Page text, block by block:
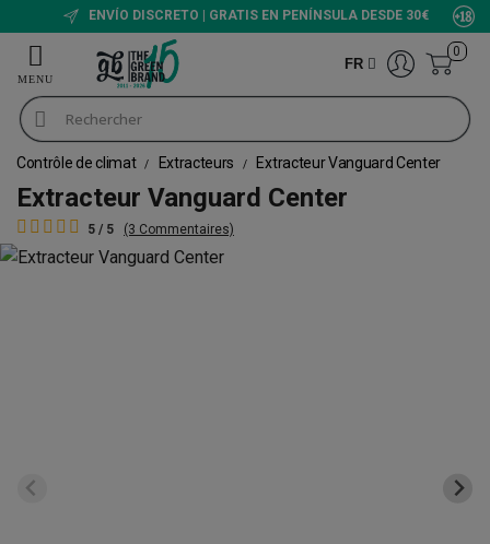
ENVÍO DISCRETO | GRATIS EN PENÍNSULA DESDE 30€
FR
0
Contrôle de climat Extracteurs Extracteur Vanguard Center
Extracteur Vanguard Center
5 / 5 (3 Commentaires)